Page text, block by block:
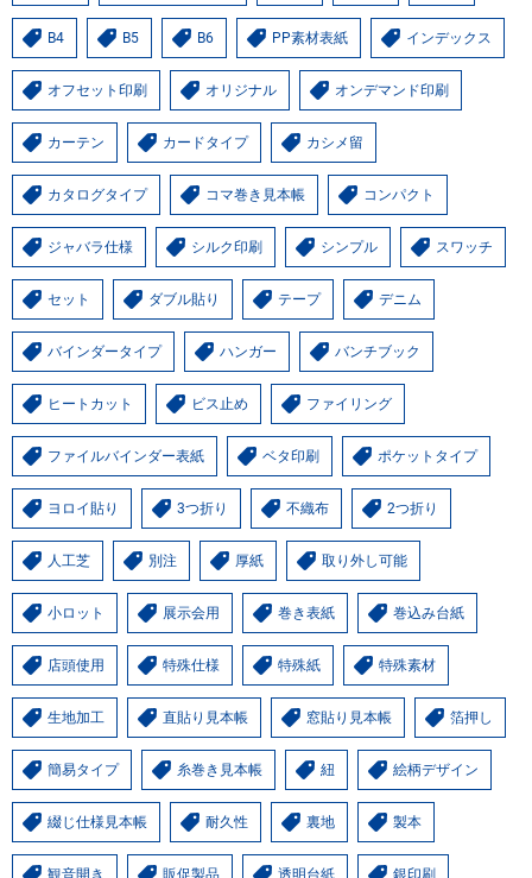
B4 B5 B6 PP素材表紙 インデックス
オフセット印刷 オリジナル オンデマンド印刷
カーテン カードタイプ カシメ留
カタログタイプ コマ巻き見本帳 コンパクト
ジャバラ仕様 シルク印刷 シンプル スワッチ
セット ダブル貼り テープ デニム
バインダータイプ ハンガー バンチブック
ヒートカット ビス止め ファイリング
ファイルバインダー表紙 ベタ印刷 ポケットタイプ
ヨロイ貼り 3つ折り 不織布 2つ折り
人工芝 別注 厚紙 取り外し可能
小ロット 展示会用 巻き表紙 巻込み台紙
店頭使用 特殊仕様 特殊紙 特殊素材
生地加工 直貼り見本帳 窓貼り見本帳 箔押し
簡易タイプ 糸巻き見本帳 紐 絵柄デザイン
綴じ仕様見本帳 耐久性 裏地 製本
観音開き 販促製品 透明台紙 銀印刷